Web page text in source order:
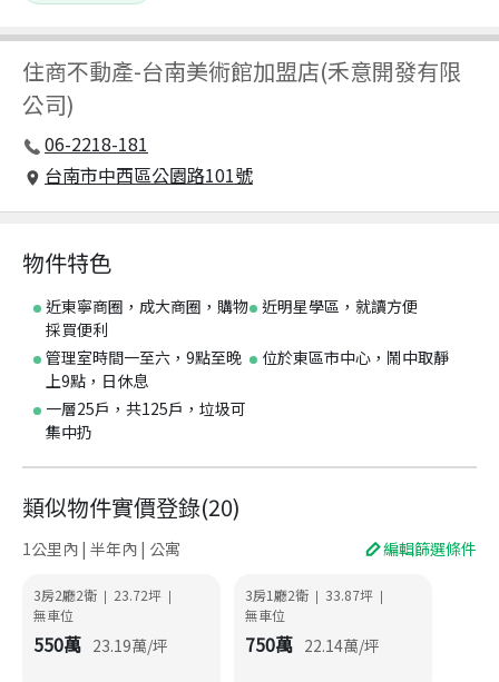
住商不動產-台南美術館加盟店(禾意開發有限
公司)
06-2218-181
台南市中西區公園路101號
物件特色
近東寧商圈，成大商圈，購物
採買便利
近明星學區，就讀方便
管理室時間一至六，9點至晚
上9點，日休息
位於東區市中心，鬧中取靜
一層25戶，共125戶，垃圾可
集中扔
類似物件實價登錄(20)
1公里內 | 半年內 | 公寓 編輯篩選條件
3房2廳2衛 | 23.72坪 |
無車位
550萬 23.19萬/坪
3房1廳2衛 | 33.87坪 |
無車位
750萬 22.14萬/坪